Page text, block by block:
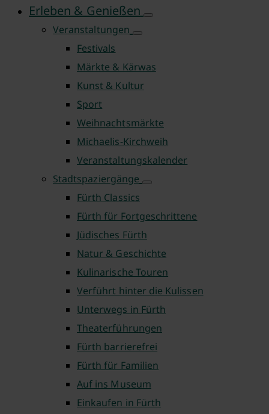
Erleben & Genießen
Veranstaltungen
Festivals
Märkte & Kärwas
Kunst & Kultur
Sport
Weihnachtsmärkte
Michaelis-Kirchweih
Veranstaltungskalender
Stadtspaziergänge
Fürth Classics
Fürth für Fortgeschrittene
Jüdisches Fürth
Natur & Geschichte
Kulinarische Touren
Verführt hinter die Kulissen
Unterwegs in Fürth
Theaterführungen
Fürth barrierefrei
Fürth für Familien
Auf ins Museum
Einkaufen in Fürth